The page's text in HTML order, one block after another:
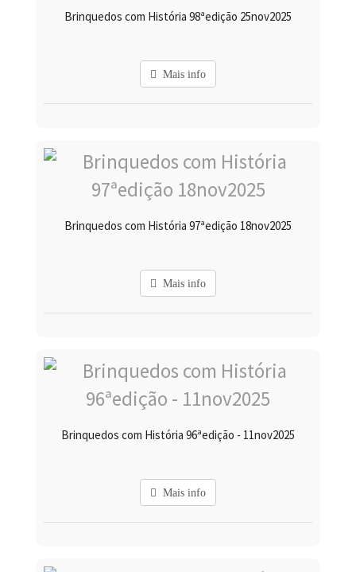
Brinquedos com História 98ªedição 25nov2025
Mais info
Brinquedos com História 97ªedição 18nov2025
Mais info
Brinquedos com História 96ªedição - 11nov2025
Mais info